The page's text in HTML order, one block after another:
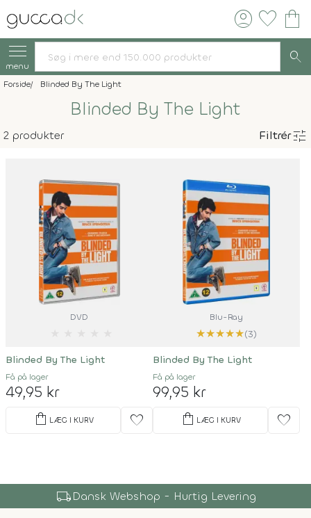
account_circle favorite shopping_bag
menu search
Forside Blinded By The Light
Blinded By The Light
2 produkter Filtrértune
DVD
Blinded By The Light
Få på lager
49,95 kr
shopping_bag LÆG I KURV favorite
Blu-Ray
★★★★★(3)
Blinded By The Light
Få på lager
99,95 kr
shopping_bag LÆG I KURV favorite
local_shippingDansk Webshop - Hurtig Levering